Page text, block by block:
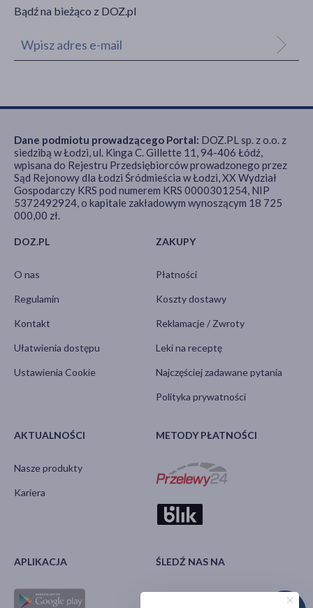
Bądź na bieżąco z DOZ.pl
DOZ.PL
O nas
Regulamin
Kontakt
Ułatwienia dostępu
Ustawienia Cookie
ZAKUPY
Płatności
Koszty dostawy
Reklamacje / Zwroty
Leki na receptę
Najczęściej zadawane pytania
Polityka prywatności
AKTUALNOŚCI
Nasze produkty
Kariera
METODY PŁATNOŚCI
APLIKACJA ŚLEDŹ NAS NA
Dane podmiotu prowadzącego Portal: DOZ.PL sp. z o.o. z
siedzibą w Łodzi, ul. Kinga C. Gillette 11, 94-406 Łódź,
wpisana do Rejestru Przedsiębiorców prowadzonego przez
Sąd Rejonowy dla Łodzi Śródmieścia w Łodzi, XX Wydział
Gospodarczy KRS pod numerem KRS 0000301254, NIP
5372492924, o kapitale zakładowym wynoszącym 18 725
000,00 zł.